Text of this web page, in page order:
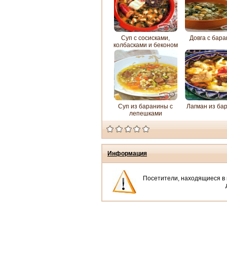
Суп с сосисками,
колбасками и беконом
по-итальянски
Довга с
Суп из баранины с
лепешками
Лагман из
Информация
Посетители, находящиеся в